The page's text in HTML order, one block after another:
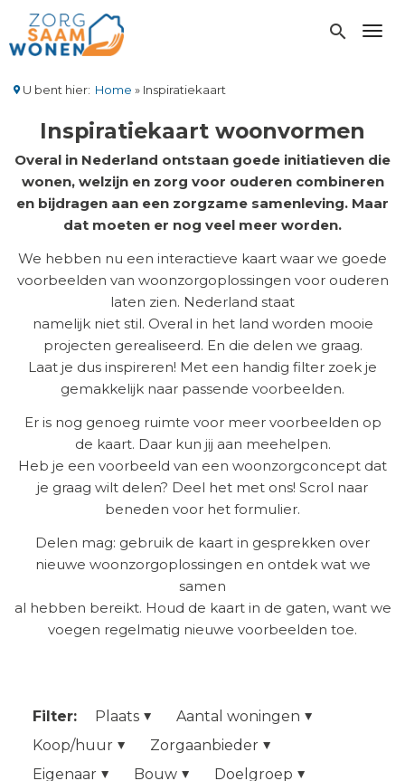
naar
de
gaan
search
U bent hier: Home Inspiratiekaart
Inspiratiekaart woonvormen
Overal in Nederland ontstaan goede initiatieven die
wonen, welzijn en zorg voor ouderen combineren
en bijdragen aan een zorgzame samenleving. Maar
dat moeten er nog veel meer worden.
We hebben nu een interactieve kaart waar we goede
voorbeelden van woonzorgoplossingen voor ouderen
laten zien. Nederland staat
namelijk niet stil. Overal in het land worden mooie
projecten gerealiseerd. En die delen we graag.
Laat je dus inspireren! Met een handig filter zoek je
gemakkelijk naar passende voorbeelden.
Er is nog genoeg ruimte voor meer voorbeelden op
de kaart. Daar kun jij aan meehelpen.
Heb je een voorbeeld van een woonzorgconcept dat
je graag wilt delen? Deel het met ons! Scrol naar
beneden voor het formulier.
Delen mag: gebruik de kaart in gesprekken over
nieuwe woonzorgoplossingen en ontdek wat we
samen
al hebben bereikt. Houd de kaart in de gaten, want we
voegen regelmatig nieuwe voorbeelden toe.